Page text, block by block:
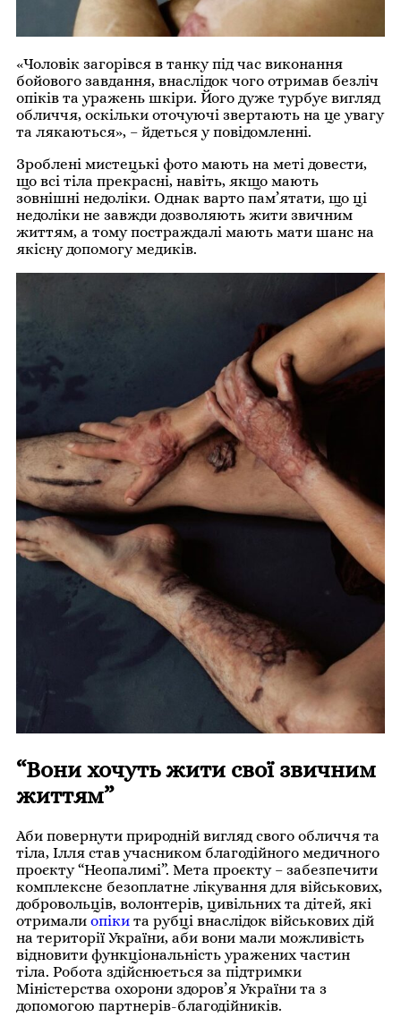
«Чоловік загорівся в танку під час виконання
бойового завдання, внаслідок чого отримав безліч
опіків та уражень шкіри. Його дуже турбує вигляд
обличчя, оскільки оточуючі звертають на це увагу
та лякаються», – йдеться у повідомленні.
Зроблені мистецькі фото мають на меті довести,
що всі тіла прекрасні, навіть, якщо мають
зовнішні недоліки. Однак варто пам’ятати, що ці
недоліки не завжди дозволяють жити звичним
життям, а тому постраждалі мають мати шанс на
якісну допомогу медиків.
“Вони хочуть жити свої звичним
життям”
Аби повернути природній вигляд свого обличчя та
тіла, Ілля став учасником благодійного медичного
проєкту “Неопалимі”. Мета проєкту – забезпечити
комплексне безоплатне лікування для військових,
добровольців, волонтерів, цивільних та дітей, які
отримали опіки та рубці внаслідок військових дій
на території України, аби вони мали можливість
відновити функціональність уражених частин
тіла. Робота здійснюється за підтримки
Міністерства охорони здоров’я України та з
допомогою партнерів-благодійників.